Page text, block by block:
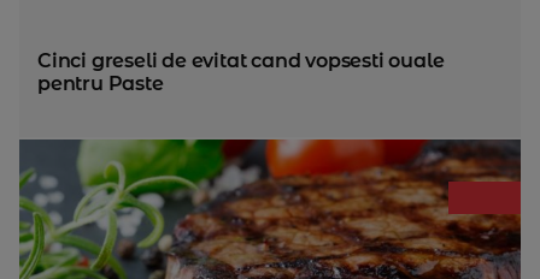
Cinci greseli de evitat cand vopsesti ouale
pentru Paste